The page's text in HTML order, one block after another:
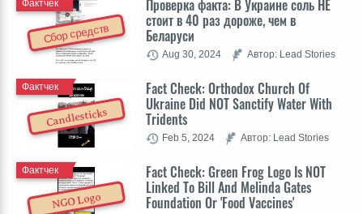
Сбор средств
Проверка факта: В Украине соль НЕ
стоит в 40 раз дороже, чем в
Беларуси
Фактчек
Aug 30, 2024 Автор: Lead Stories
Candlesticks
Fact Check: Orthodox Church Of
Ukraine Did NOT Sanctify Water With
Tridents
Фактчек
Feb 5, 2024 Автор: Lead Stories
NGO Logo
Fact Check: Green Frog Logo Is NOT
Linked To Bill And Melinda Gates
Foundation Or 'Food Vaccines'
Фактчек